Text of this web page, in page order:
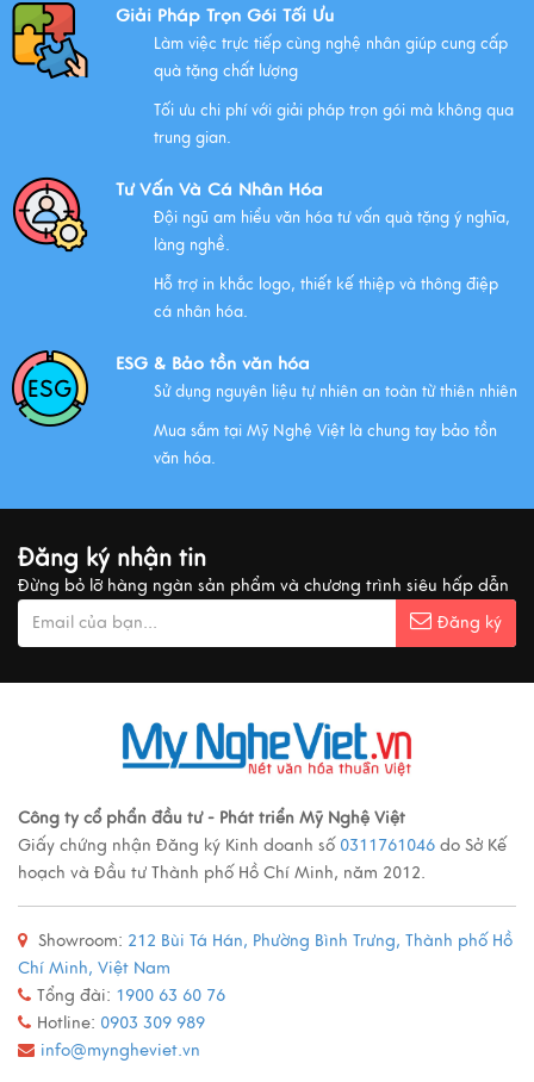
Xem thêm
Chính Sách Quyền Riêng Tư Tại Mỹ Nghệ Việt
NHỮNG ĐẶC ĐIỂM CỦA HÀNG THỦ CÔNG MỸ NGHỆ
QUÀ VĂN HÓA VIỆT TẶNG KHÁCH QUỐC TẾ
Xem thêm
Ý nghĩa cảnh vật Tranh sơn mài
Các loại tranh sơn mài nổi tiếng
Xem thêm
Quy trình sản xuất đồ đồng
Xem thêm
Giải Pháp Trọn Gói Tối Ưu
Làm việc trực tiếp cùng nghệ nhân giúp cung cấp
quà tặng chất lượng
Tối ưu chi phí với giải pháp trọn gói mà không qua
trung gian.
Tư Vấn Và Cá Nhân Hóa
Đội ngũ am hiểu văn hóa tư vấn quà tặng ý nghĩa,
làng nghề.
Hỗ trợ in khắc logo, thiết kế thiệp và thông điệp
cá nhân hóa.
ESG & Bảo tồn văn hóa
Sử dụng nguyên liệu tự nhiên an toàn từ thiên nhiên
Mua sắm tại Mỹ Nghệ Việt là chung tay bảo tồn
văn hóa.
Đăng ký nhận tin
Đừng bỏ lỡ hàng ngàn sản phẩm và chương trình siêu hấp dẫn
Đăng ký
Công ty cổ phẩn đầu tư - Phát triển Mỹ Nghệ Việt
Giấy chứng nhận Đăng ký Kinh doanh số 0311761046 do Sở Kế
hoạch và Đầu tư Thành phố Hồ Chí Minh, năm 2012.
Showroom: 212 Bùi Tá Hán, Phường Bình Trưng, Thành phố Hồ
Chí Minh, Việt Nam
Tổng đài: 1900 63 60 76
Hotline: 0903 309 989
info@myngheviet.vn